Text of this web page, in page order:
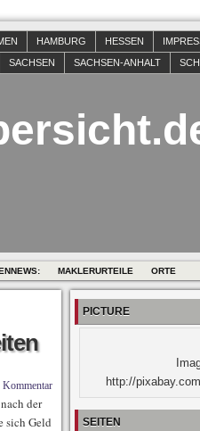
HAMBURG HESSEN
SACHSEN SACHSEN-ANHALT
MAKLERURTEILE ORTE
Kommentar
der
sich Geld
PICTURE
http://
SEITEN